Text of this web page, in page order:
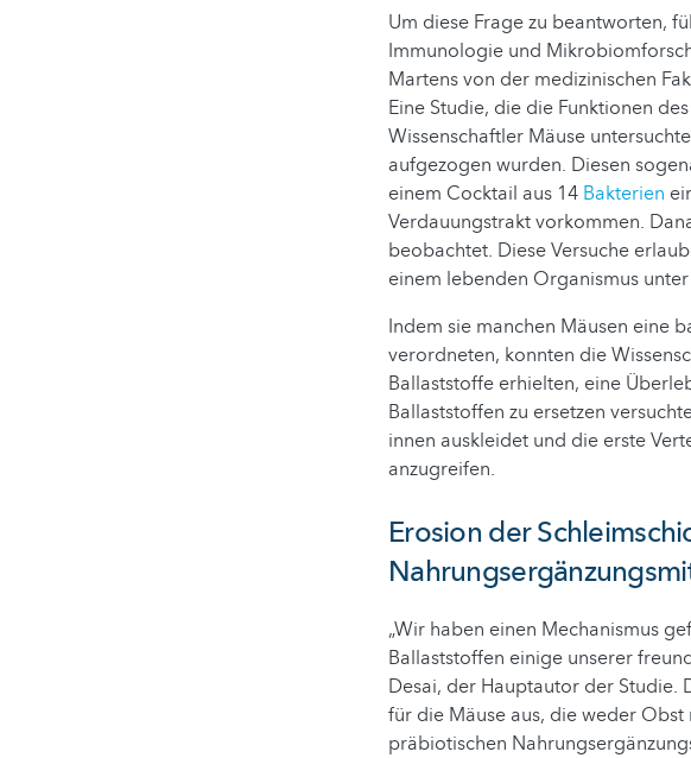
Um diese Frage zu beantworten,
Immunologie und
Martens von der medizinischen
Eine Studie, die die Funktionen
Wissenschaftler Mäuse
aufgezogen wurden. Diesen
einem Cocktail aus 14 Bakterien
Verdauungstrakt vorkommen.
beobachtet. Diese Versuche
einem lebenden Organismus
Indem sie manchen Mäusen eine
verordneten, konnten die
Ballaststoffe erhielten, eine
Ballaststoffen zu ersetzen
innen auskleidet und die erste
anzugreifen.
Erosion der
„Wir haben einen Mechanismus
Ballaststoffen einige unserer
Desai, der Hauptautor der
für die Mäuse aus, die weder
präbiotischen